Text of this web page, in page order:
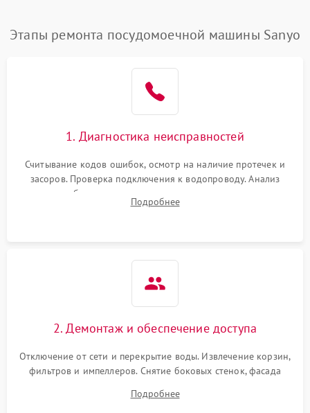
Этапы ремонта посудомоечной машины Sanyo
1. Диагностика неисправностей
Считывание кодов ошибок, осмотр на наличие протечек и
засоров. Проверка подключения к водопроводу. Анализ
жалоб на отсутствие слива, нагрева, вращения
разбрызгивателей или срабатывание системы защиты
Подробнее
2. Демонтаж и обеспечение доступа
Отключение от сети и перекрытие воды. Извлечение корзин,
фильтров и импеллеров. Снятие боковых стенок, фасада
циркуляционному насосу, ТЭНу и сливной помпе.
Подробнее